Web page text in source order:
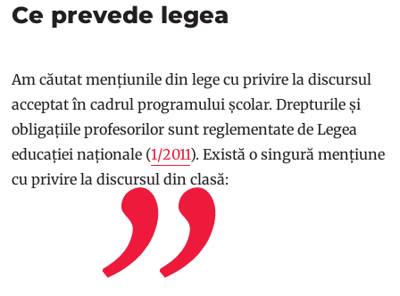
Ce prevede legea
Am căutat mențiunile din lege cu privire la discursul
acceptat în cadrul programului școlar. Drepturile și
obligațiile profesorilor sunt reglementate de Legea
educației naționale (1/2011). Există o singură mențiune
cu privire la discursul din clasă: